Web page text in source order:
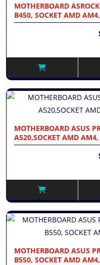
MOTHERBOARD
B450, SOCKET AMD
MOTHERBOARD ASUS
A520,SOCKET AMD
MOTHERBOARD ASUS
B550, SOCKET AMD